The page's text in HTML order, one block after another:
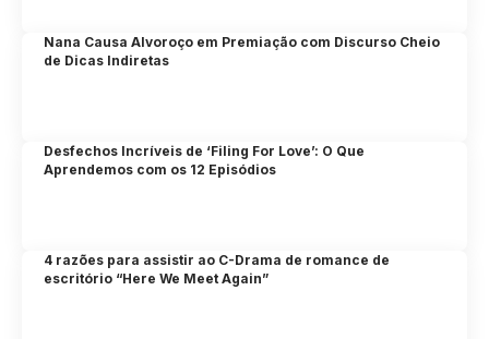
Nana Causa Alvoroço em Premiação com Discurso Cheio
de Dicas Indiretas
Desfechos Incríveis de ‘Filing For Love’: O Que
Aprendemos com os 12 Episódios
4 razões para assistir ao C-Drama de romance de
escritório “Here We Meet Again”